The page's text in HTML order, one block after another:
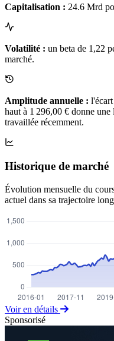
Capitalisation : 24.6 Mrd
Volatilité : un beta de 1,22
marché.
Amplitude annuelle :
haut à 1 296,00 € donne
travaillée récemment.
Historique de marché
Évolution mensuelle du
actuel dans sa trajectoire
Voir en détails
Sponsorisé